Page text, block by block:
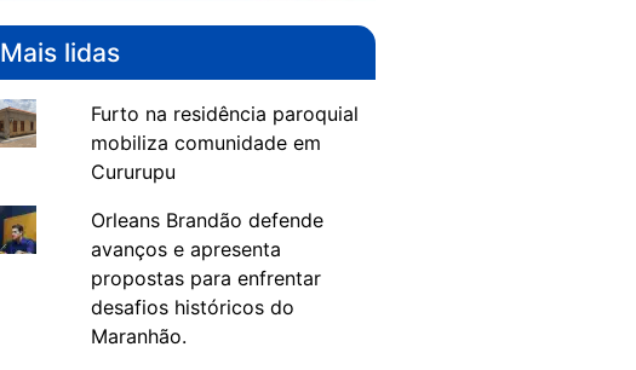
Mais lidas
Furto na residência paroquial
mobiliza comunidade em
Cururupu
Orleans Brandão defende
avanços e apresenta
propostas para enfrentar
desafios históricos do
Maranhão.